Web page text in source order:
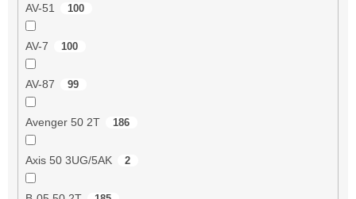
AV-51 100
AV-7 100
AV-87 99
Avenger 50 2T 186
Axis 50 3UG/5AK 2